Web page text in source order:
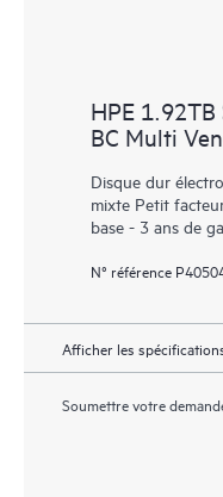
HPE 1.92TB
BC Multi
Disque dur
mixte Petit
base - 3 ans de
N° référence
Afficher les
Soumettre votre